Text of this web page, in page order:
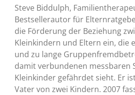
Steve Biddulph,
Bestsellerautor für
die Förderung der Beziehung
Kleinkindern und Eltern ein, die
und zu lange
damit verbundenen messbaren
Kleinkinder gefährdet sieht. Er
Vater von zwei Kindern. 2007